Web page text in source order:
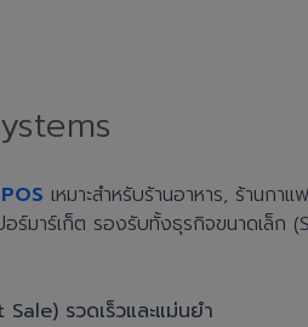
เหมาะสำหรับร้านอาหาร, ร้านกาแ
ร์มาร์เก็ต รองรับทั้งธุรกิจขนาดเล็ก
รวดเร็วและแม่นยำ